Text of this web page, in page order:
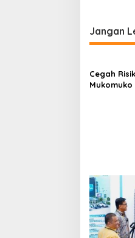
i
i
Jangan
Cegah